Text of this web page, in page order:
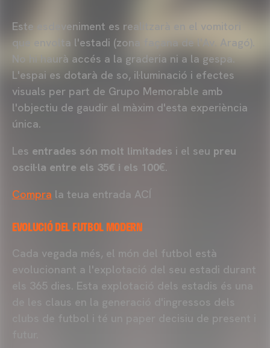
Este esdeveniment es realitzarà en el vomitori
que envolta l'estadi (zona façana de l'Av. Aragó).
No hi haurà accés a la graderia ni a la gespa.
L'espai es dotarà de so, il·luminació i efectes
visuals per part de Grupo Memorable amb
l'objectiu de gaudir al màxim d'esta experiència
única.
Les entrades són molt limitades i el seu preu
oscil·la entre els 35€ i els 100€.
Compra la teua entrada ACÍ
EVOLUCIÓ DEL FUTBOL MODERN
Cada vegada més, el món del futbol està
evolucionant a l'explotació del seu estadi durant
els 365 dies. Esta explotació dels estadis és una
de les claus en la generació d'ingressos dels
clubs de futbol i té un paper decisiu de present i